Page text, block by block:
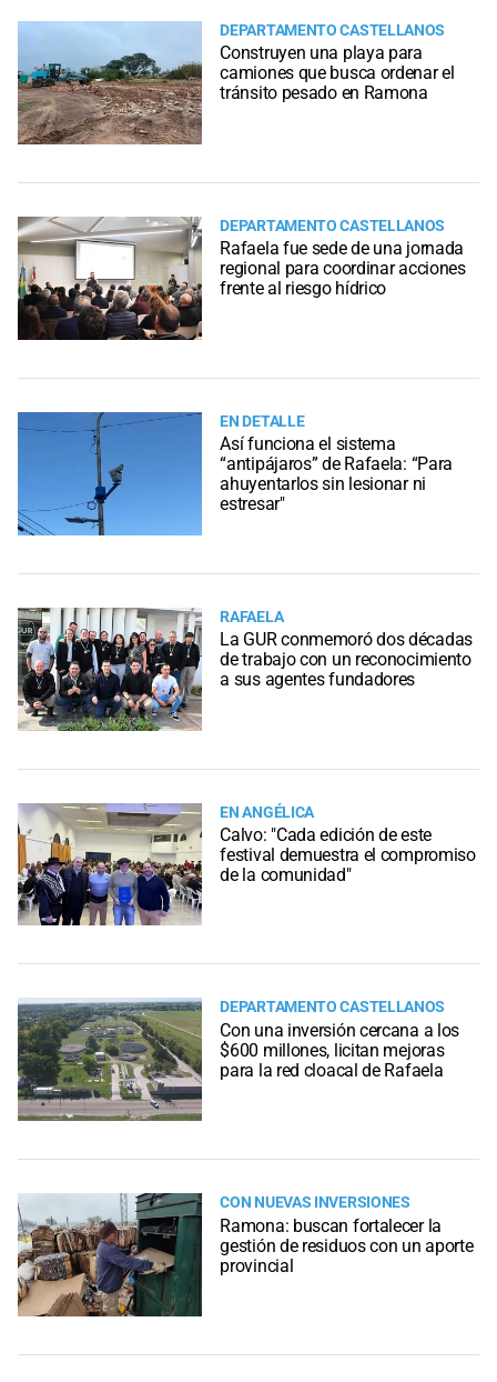
DEPARTAMENTO CASTELLANOS
Construyen una playa para
camiones que busca ordenar el
tránsito pesado en Ramona
DEPARTAMENTO CASTELLANOS
Rafaela fue sede de una jornada
regional para coordinar acciones
frente al riesgo hídrico
EN DETALLE
Así funciona el sistema
“antipájaros” de Rafaela: “Para
ahuyentarlos sin lesionar ni
estresar"
RAFAELA
La GUR conmemoró dos décadas
de trabajo con un reconocimiento
a sus agentes fundadores
EN ANGÉLICA
Calvo: "Cada edición de este
festival demuestra el compromiso
de la comunidad"
DEPARTAMENTO CASTELLANOS
Con una inversión cercana a los
$600 millones, licitan mejoras
para la red cloacal de Rafaela
CON NUEVAS INVERSIONES
Ramona: buscan fortalecer la
gestión de residuos con un aporte
provincial